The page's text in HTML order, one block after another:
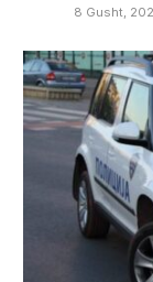
8 Gusht,